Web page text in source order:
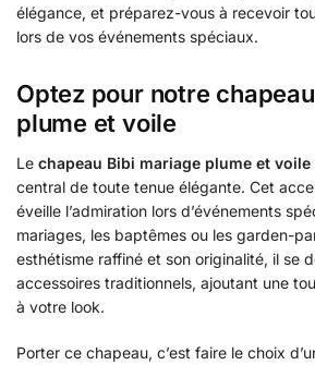
élégance, et préparez-vous à recevoir
lors de vos événements spéciaux.
Optez pour notre
plume et voile
Le chapeau Bibi mariage plume et voile
central de toute tenue élégante. Cet
éveille l’admiration lors d’événements
mariages, les baptêmes ou les garden-
esthétisme raffiné et son originalité, il se
accessoires traditionnels, ajoutant une
à votre look.
Porter ce chapeau, c’est faire le choix